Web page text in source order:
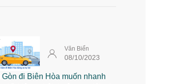
Văn Biển
08/10/2023
Gòn đi Biên Hòa muốn nhanh